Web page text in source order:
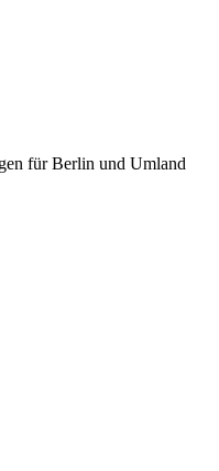
für Berlin und Umland